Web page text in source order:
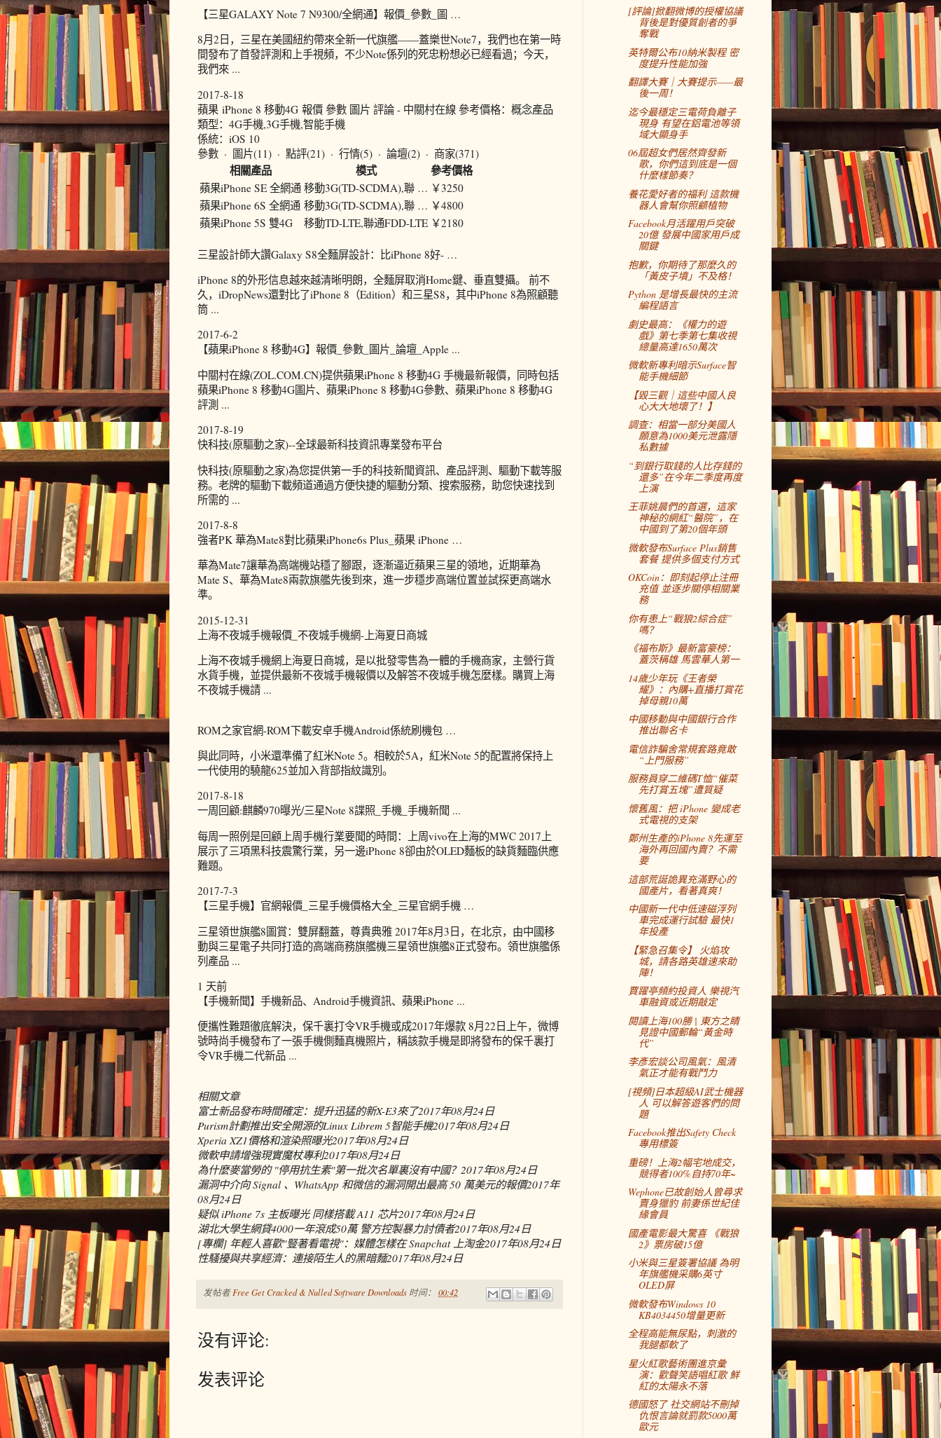
【三星GALAXY Note 7 N9300/全網通】報價_參數_圖 …
8月2日，三星在美國紐約帶來全新一代旗艦——蓋樂世Note7，我們也在第一時
間發布了首發評測和上手視頻，不少Note係列的死忠粉想必已經看過；今天，
我們來 ...
2017-8-18
蘋果 iPhone 8 移動4G 報價 參數 圖片 評論 - 中關村在線 參考價格：概念產品
類型：4G手機,3G手機,智能手機
係統：iOS 10
參數 · 圖片(11) · 點評(21) · 行情(5) · 論壇(2) · 商家(371)
相關產品 模式 參考價格
蘋果iPhone SE 全網通 移動3G(TD-SCDMA),聯 … ￥3250
蘋果iPhone 6S 全網通 移動3G(TD-SCDMA),聯 … ￥4800
蘋果iPhone 5S 雙4G
移動TD-LTE,聯通FDD-LTE ￥2180
三星設計師大讚Galaxy S8全麵屏設計：比iPhone 8好- …
iPhone 8的外形信息越來越清晰明朗，全麵屏取消Home鍵、垂直雙攝。 前不
久，iDropNews還對比了iPhone 8（Edition）和三星S8，其中iPhone 8為照顧聽
筒 ...
2017-6-2
【蘋果iPhone 8 移動4G】報價_參數_圖片_論壇_Apple ...
中關村在線(ZOL.COM.CN)提供蘋果iPhone 8 移動4G 手機最新報價，同時包括
蘋果iPhone 8 移動4G圖片、蘋果iPhone 8 移動4G參數、蘋果iPhone 8 移動4G
評測 ...
2017-8-19
快科技(原驅動之家)--全球最新科技資訊專業發布平台
快科技(原驅動之家)為您提供第一手的科技新聞資訊、產品評測、驅動下載等服
務。老牌的驅動下載頻道通過方便快捷的驅動分類、搜索服務，助您快速找到
所需的 ...
2017-8-8
強者PK 華為Mate8對比蘋果iPhone6s Plus_蘋果 iPhone …
華為Mate7讓華為高端機站穩了腳跟，逐漸逼近蘋果三星的領地，近期華為
Mate S、華為Mate8兩款旗艦先後到來，進一步穩步高端位置並試探更高端水
準。
2015-12-31
上海不夜城手機報價_不夜城手機網-上海夏日商城
上海不夜城手機網上海夏日商城，是以批發零售為一體的手機商家，主營行貨
水貨手機，並提供最新不夜城手機報價以及解答不夜城手機怎麼樣。購買上海
不夜城手機請 ...
ROM之家官網-ROM下載安卓手機Android係統刷機包 …
與此同時，小米還準備了紅米Note 5。相較於5A，紅米Note 5的配置將保持上
一代使用的驍龍625並加入背部指紋識別。
2017-8-18
一周回顧:麒麟970曝光/三星Note 8諜照_手機_手機新聞 ...
每周一照例是回顧上周手機行業要聞的時間：上周vivo在上海的MWC 2017上
展示了三項黑科技震驚行業，另一邊iPhone 8卻由於OLED麵板的缺貨麵臨供應
難題。
2017-7-3
【三星手機】官網報價_三星手機價格大全_三星官網手機 …
三星領世旗艦8圖賞：雙屏翻蓋，尊貴典雅 2017年8月3日，在北京，由中國移
動與三星電子共同打造的高端商務旗艦機三星領世旗艦8正式發布。領世旗艦係
列產品 ...
1 天前
【手機新聞】手機新品、Android手機資訊、蘋果iPhone ...
便攜性難題徹底解決，保千裏打令VR手機或成2017年爆款 8月22日上午，微博
號時尚手機發布了一張手機側麵真機照片，稱該款手機是即將發布的保千裏打
令VR手機二代新品 ...
相關文章
富士新品發布時間確定：提升迅猛的新X-E3來了2017年08月24日
Purism計劃推出安全開源的Linux Librem 5智能手機2017年08月24日
Xperia XZ1價格和渲染照曝光2017年08月24日
微軟申請增強現實魔杖專利2017年08月24日
為什麼麥當勞的 "停用抗生素"第一批次名單裏沒有中國？ 2017年08月24日
漏洞中介向 Signal 、WhatsApp 和微信的漏洞開出最高 50 萬美元的報價2017年
08月24日
疑似 iPhone 7s 主板曝光 同樣搭載 A11 芯片2017年08月24日
湖北大學生網貸4000一年滾成50萬 警方控製暴力討債者2017年08月24日
[專欄] 年輕人喜歡"豎著看電視"：媒體怎樣在 Snapchat 上淘金2017年08月24日
性騷擾與共享經濟：連接陌生人的黑暗麵2017年08月24日
发帖者Free Get Cracked & Nulled Software Downloads 时间： 00:42
没有评论:
发表评论
[評論]掀翻微博的授權協議
背後是對優質創者的爭
奪戰
英特爾公布10納米製程 密
度提升性能加強
翻譯大賽｜大賽提示——最
後一周！
迄今最穩定三電荷負離子
現身 有望在鋁電池等領
域大顯身手
06屆超女們居然齊發新
歌，你們這到底是一個
什麼樣節奏？
養花愛好者的福利 這款機
器人會幫你照顧植物
Facebook月活躍用戶突破
20億 發展中國家用戶成
關鍵
抱歉，你期待了那麼久的
「黃皮子墳」不及格！
Python 是增長最快的主流
編程語言
劇史最高：《權力的遊
戲》第七季第七集收視
總量高達1650萬次
微軟新專利暗示Surface智
能手機細節
【毀三觀｜這些中國人良
心大大地壞了！】
調查：相當一部分美國人
願意為1000美元泄露隱
私數據
“到銀行取錢的人比存錢的
還多”在今年二季度再度
上演
王菲姚晨們的首選，這家
神秘的網紅“醫院”，在
中國到了第20個年頭
微軟發布Surface Plus銷售
套餐 提供多個支付方式
OKCoin：即刻起停止注冊
充值 並逐步關停相關業
務
你有患上“戰狼2綜合症”
嗎？
《福布斯》最新富豪榜：
蓋茨稱雄 馬雲華人第一
14歲少年玩《王者榮
耀》：內購+直播打賞花
掉母親10萬
中國移動與中國銀行合作
推出聯名卡
電信詐騙舍常規套路竟敢
“上門服務”
服務員穿二維碼T恤“催菜
先打賞五塊”遭質疑
懷舊風：把 iPhone 變成老
式電視的支架
鄭州生產的iPhone 8先運至
海外再回國內賣？不需
要
這部荒誕詭異充滿野心的
國產片，看著真爽！
中國新一代中低速磁浮列
車完成運行試驗 最快1
年投產
【緊急召集令】 火焰攻
城，請各路英雄速來助
陣！
賈躍亭頻約投資人 樂視汽
車融資或近期敲定
閱讀上海100勝 | 東方之睛
見證中國郵輪“黃金時
代”
李彥宏談公司風氣：風清
氣正才能有戰鬥力
[視頻]日本超級AI武士機器
人 可以解答遊客們的問
題
Facebook推出Safety Check
專用標簽
重磅！上海2幅宅地成交，
競得者100%自持70年~
Wephone已故創始人曾尋求
賣身獵豹 前妻係世紀佳
緣會員
國產電影最大驚喜 《戰狼
2》票房破15億
小米與三星簽署協議 為明
年旗艦機采購6英寸
OLED屏
微軟發布Windows 10
KB4034450增量更新
全程高能無尿點，刺激的
我腿都軟了
星火紅歌藝術團進京彙
演：歡聲笑語唱紅歌 鮮
紅的太陽永不落
德國怒了 社交網站不刪掉
仇恨言論就罰款5000萬
歐元